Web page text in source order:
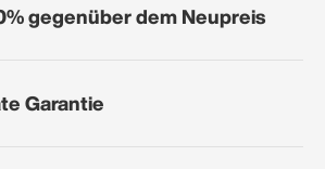
gegenüber dem Neupreis
Garantie